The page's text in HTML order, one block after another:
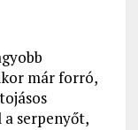
már forró,
serpenyőt,